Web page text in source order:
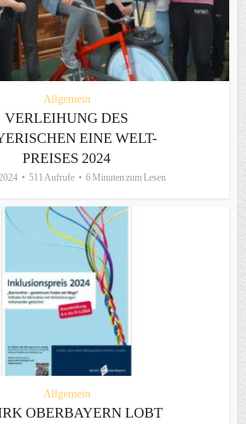
Allgemein
VERLEIHUNG DES
EINE WELT-
PREISES 2024
511 Aufrufe 6 Minuten zum Lesen
Allgemein
OBERBAYERN LOBT